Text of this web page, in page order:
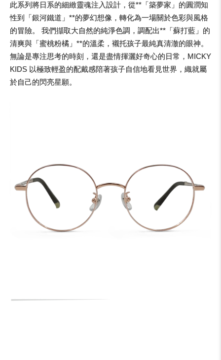
此系列將日系的細緻靈魂注入設計，從**「築夢家」的圓潤知
性到「銀河鐵道」**的夢幻想像，轉化為一場關於色彩與風格
的冒險。 我們擷取大自然的純淨色調，調配出**「蘇打藍」的
清爽與「蜜桃粉橘」**的溫柔，襯托孩子最純真清澈的眼神。
無論是專注思考的時刻，還是盡情揮灑好奇心的日常，MICKY
KIDS 以極致輕盈的配戴感陪著孩子自信地看見世界，織就屬
於自己的閃亮星願。